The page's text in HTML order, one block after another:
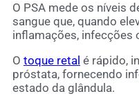
O PSA mede os níveis
sangue que, quando
inflamações, infecções
O toque retal é rápido,
próstata, fornecendo
estado da glândula.